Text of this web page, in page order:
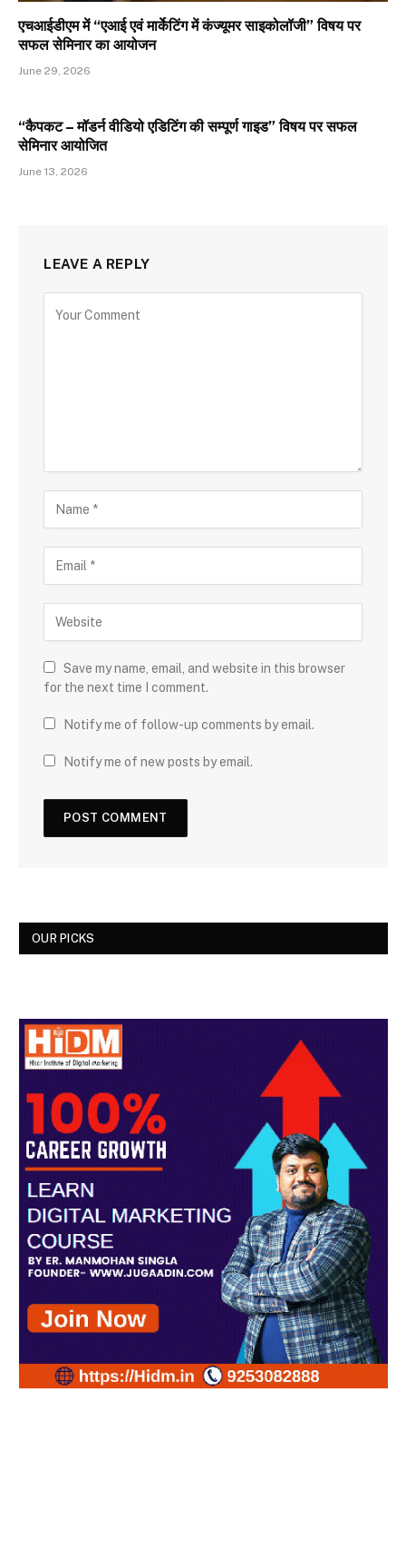
एचआईडीएम में “एआई एवं मार्केटिंग में कंज्यूमर साइकोलॉजी” विषय पर
सफल सेमिनार का आयोजन
June 29, 2026
“कैपकट – मॉडर्न वीडियो एडिटिंग की सम्पूर्ण गाइड” विषय पर सफल
सेमिनार आयोजित
June 13, 2026
LEAVE A REPLY
Save my name, email, and website in this browser
for the next time I comment.
Notify me of follow-up comments by email.
Notify me of new posts by email.
OUR PICKS